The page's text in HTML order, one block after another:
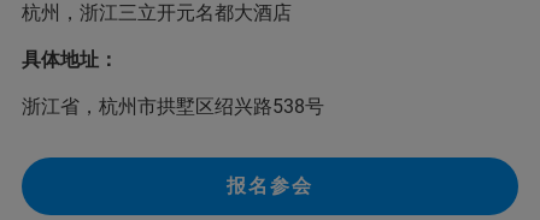
杭州，浙江三立开元名都大酒店
具体地址：
浙江省，杭州市拱墅区绍兴路538号
报名参会